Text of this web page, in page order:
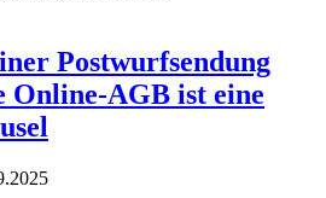
Postwurfsendung
Online-AGB ist eine